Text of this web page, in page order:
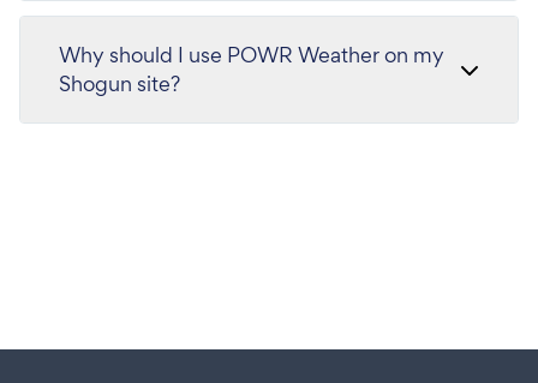
Why should I use POWR Weather on my
Shogun site?